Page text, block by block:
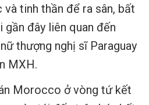
tinh thần để ra sân, bất
gần đây liên quan đến
thượng nghị sĩ Paraguay
MXH.
Morocco ở vòng tứ kết